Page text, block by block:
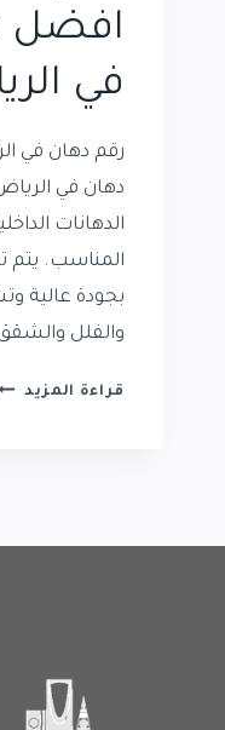
افضل
في
رقم دهان في
دهان في
الدهانات
المناسب. يتم
بجودة عالية
والفلل
قراءة المزيد رقم